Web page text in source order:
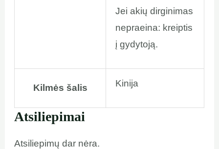
Jei akių dirginimas
nepraeina: kreiptis
į gydytoją.
Kilmės šalis Kinija
Atsiliepimai
Atsiliepimų dar nėra.